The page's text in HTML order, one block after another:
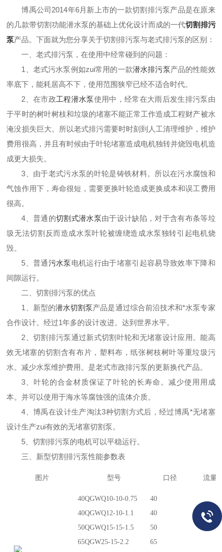
博禹公司2014年6月新上市的一款切割排污泵产品是在原来
的几款带切割功能潜水泵的基础上优化设计而成的一代切割排污
泵产品。下面就为您分享关于切割排污泵与老式排污泵的区别：
一、老式排污泵，在使用中经常碰到的问题：
1
老式污水泵例如zui常用的一款潜水排污泵产品的性能效
率底下 ，能耗居高不下，使用范围狭窄已经不适合时代。
2 、在市政工程潜水泵使用中 ，经常在大雨后发生排污泵由
于平时的树叶树枝和垃圾的堵塞不能正常工作造成工程财产被水
淹没损失巨大。 所以老式排污需要时时刻到 人 工清理维护 ， 维护
费用很高，并且有时候由于叶轮堵塞造成电机独转并烧毁电机造
成更大损失。
3
由于老式污水泵的叶轮是铸铁材料。所以在污水腐蚀和
气蚀作用下，寿命很短，需要更换叶轮造成更换成本和误工费用
很高。
4、普通的切割式潜水泵由于设计缺陷，对于含有布条等垃
圾无法切割反而造成水泵叶轮被缠绕造成水泵独转引起电机烧
毁。
5、普通污水泵电机运行由于堵塞引起容易导致效率下降和
间隙运行。
二、切割排污泵的优点
1
、新型的潜水切割泵产品是通过综合前沿技术和*水泵专家
合作设计。经过1年多的设计改进。达到世界水平。
2 、切割 排污泵通过新式切割叶轮和无堵塞设计应用 。能高
效无堵塞的切割 含有布片， 塑料布 ，纸张树枝树叶等重垃圾污
水。减少水泵维护费用。是老式市政排污泵的更新换代产品。
3、叶轮的合金材质保证了叶轮的长寿命。减少使用 用成
本。并可以使用于海水等腐蚀强的流体介质。
4、博禹在设计生产淘汰3种切割 方式后，经过博禹*无堵塞
设计生产zui有效的无堵塞切割泵。
5、切割排污泵的电机可以平稳运行。
三、新型切割排污泵性能参数表
图片 型号 口径 流量
40QGWQ10-10-0.75 40
40QGWQ12-10-1.1
40
50QGWQ15-15-1.5
50
65QGW25-15-2.2
65